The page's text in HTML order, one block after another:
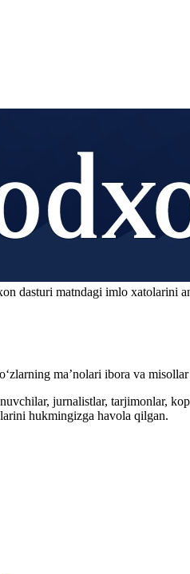
dasturi matndagi imlo xatolarini
ma’nolari ibora va
jurnalistlar, tarjimonlar,
hukmingizga havola qilgan.